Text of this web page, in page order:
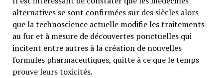
alternatives se sont confirmées sur des siècles alors
que la technoscience actuelle modifie les traitements
au fur et à mesure de découvertes ponctuelles qui
incitent entre autres à la création de nouvelles
formules pharmaceutiques, quitte à ce que le temps
prouve leurs toxicités.